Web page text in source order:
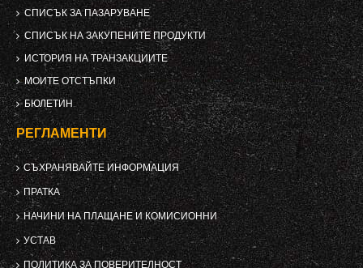
СПИСЪК ЗА ПАЗАРУВАНЕ
СПИСЪК НА ЗАКУПЕНИТЕ ПРОДУКТИ
ИСТОРИЯ НА ТРАНЗАКЦИИТЕ
МОИТЕ ОТСТЪПКИ
БЮЛЕТИН
РЕГЛАМЕНТИ
СЪХРАНЯВАЙТЕ ИНФОРМАЦИЯ
ПРАТКА
НАЧИНИ НА ПЛАЩАНЕ И КОМИСИОННИ
УСТАВ
ПОЛИТИКА ЗА ПОВЕРИТЕЛНОСТ